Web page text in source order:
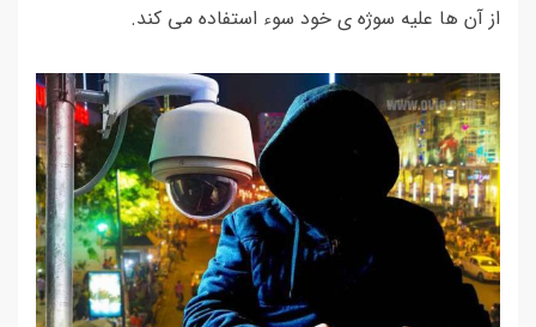
از آن ها علیه سوژه ی خود سوء استفاده می کند.